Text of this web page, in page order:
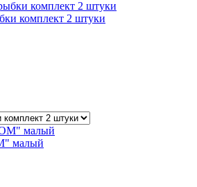
комплект 2 штуки
малый